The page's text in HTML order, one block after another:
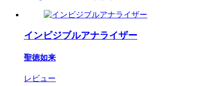
インビジブルアナライザー
聖徳如来
レビュー